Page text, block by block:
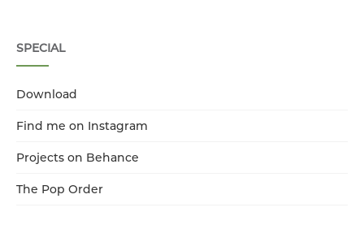
SPECIAL
Download
Find me on Instagram
Projects on Behance
The Pop Order